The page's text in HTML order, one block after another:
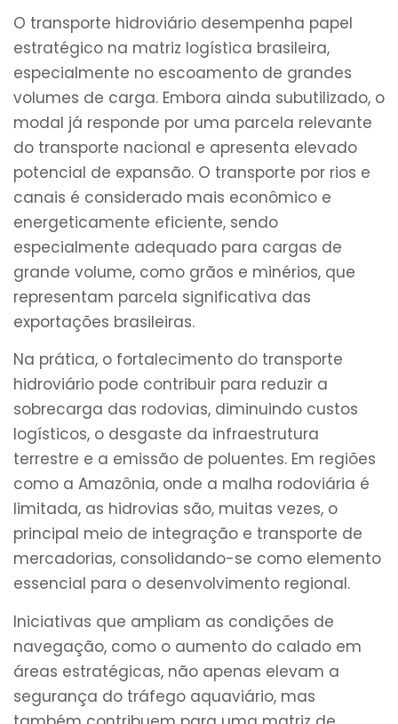
O transporte hidroviário desempenha papel
estratégico na matriz logística brasileira,
especialmente no escoamento de grandes
volumes de carga. Embora ainda subutilizado, o
modal já responde por uma parcela relevante
do transporte nacional e apresenta elevado
potencial de expansão. O transporte por rios e
canais é considerado mais econômico e
energeticamente eficiente, sendo
especialmente adequado para cargas de
grande volume, como grãos e minérios, que
representam parcela significativa das
exportações brasileiras.
Na prática, o fortalecimento do transporte
hidroviário pode contribuir para reduzir a
sobrecarga das rodovias, diminuindo custos
logísticos, o desgaste da infraestrutura
terrestre e a emissão de poluentes. Em regiões
como a Amazônia, onde a malha rodoviária é
limitada, as hidrovias são, muitas vezes, o
principal meio de integração e transporte de
mercadorias, consolidando-se como elemento
essencial para o desenvolvimento regional.
Iniciativas que ampliam as condições de
navegação, como o aumento do calado em
áreas estratégicas, não apenas elevam a
segurança do tráfego aquaviário, mas